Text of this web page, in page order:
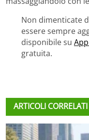
Non dimenticate
essere sempre
disponibile su
gratuita.
ARTICOLI CORRELATI